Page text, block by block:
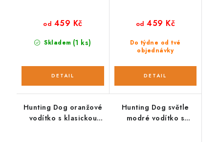
Skladem (1 ks)
od 459 Kč
Do týdne od tvé
objednávky
od 459 Kč
Hunting Dog oranžové
vodítko s klasickou
Hunting Dog světle
modré vodítko s